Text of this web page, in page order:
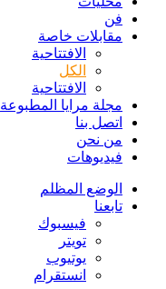
فن
مقابلات خاصة
الافتتاحیة
الكل
الافتتاحیة
مجلة مرايا المطبوعة
اتصل بنا
من نحن
فيديوهات
الوضع المظلم
تابعنا
فيسبوك
تويتر
يوتيوب
انستقرام